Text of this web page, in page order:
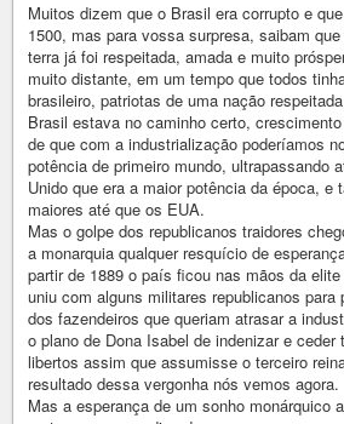
Muitos dizem que o Brasil era corrupto e
1500, mas para vossa surpresa, saibam
terra já foi respeitada, amada e muito
muito distante, em um tempo que todos
brasileiro, patriotas de uma nação
Brasil estava no caminho certo,
de que com a industrialização poderíamos
potência de primeiro mundo, ultrapassando
Unido que era a maior potência da época, e
maiores até que os EUA.
Mas o golpe dos republicanos traidores
a monarquia qualquer resquício de
partir de 1889 o país ficou nas mãos da
uniu com alguns militares republicanos para
dos fazendeiros que queriam atrasar a
o plano de Dona Isabel de indenizar e ceder
libertos assim que assumisse o terceiro
resultado dessa vergonha nós vemos agora.
Mas a esperança de um sonho monárquico